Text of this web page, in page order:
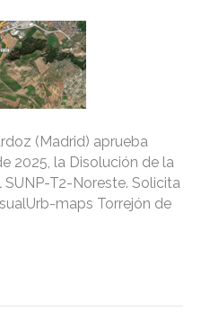
(Madrid) aprueba
2025, la Disolución de la
T2-Noreste. Solicita
maps Torrejón de